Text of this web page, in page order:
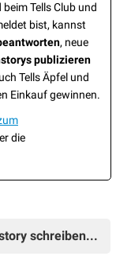
Tells Club und
bist, kannst
, neue
publizieren
Tells Äpfel und
Einkauf gewinnen.
die
schreiben...